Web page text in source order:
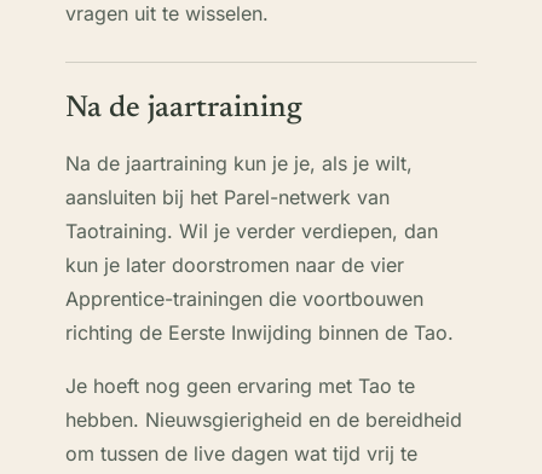
vragen uit te wisselen.
Na de jaartraining
Na de jaartraining kun je je, als je wilt,
aansluiten bij het Parel-netwerk van
Taotraining. Wil je verder verdiepen, dan
kun je later doorstromen naar de vier
Apprentice-trainingen die voortbouwen
richting de Eerste Inwijding binnen de Tao.
Je hoeft nog geen ervaring met Tao te
hebben. Nieuwsgierigheid en de bereidheid
om tussen de live dagen wat tijd vrij te